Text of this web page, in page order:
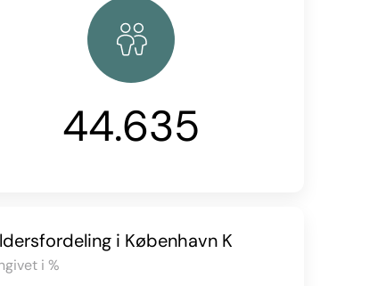
44.635
i København K
i %